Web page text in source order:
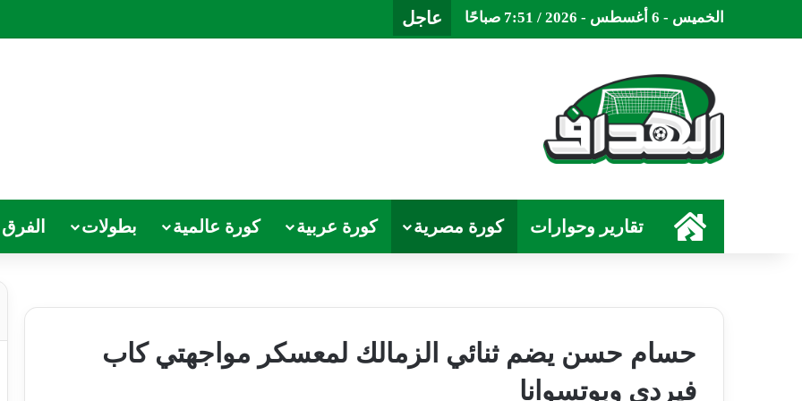
الخميس - 6 أغسطس - 2026 / 7:51 صباحًا عاجل
الرئيسيةتقارير وحوارات كورة مصرية كورة عربية كورة عالمية بطولات الفرق
حسام حسن يضم ثنائي الزمالك لمعسكر مواجهتي كاب
فيردي وبوتسوانا